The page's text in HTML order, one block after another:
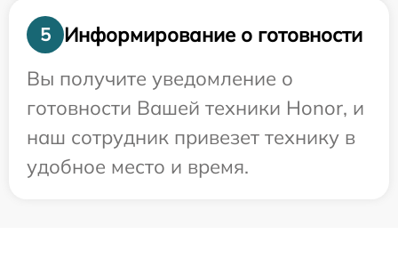
5
Информирование о готовности
Вы получите уведомление о
готовности Вашей техники Honor, и
наш сотрудник привезет технику в
удобное место и время.